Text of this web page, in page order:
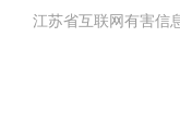
江苏省互联网有害